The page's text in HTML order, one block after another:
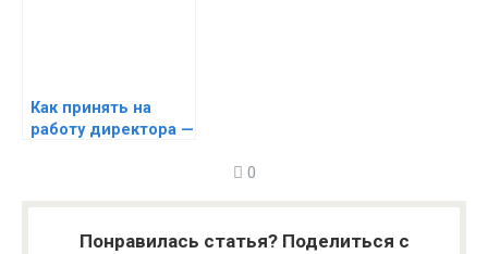
Как принять на
работу директора —
0
Понравилась статья? Поделиться с